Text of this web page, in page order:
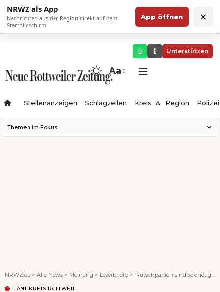
NRWZ als App
Nachrichten aus der Region direkt auf dem
Startbildschirm.
App öffnen ×
Unterstützen
Aa
Stellenanzeigen Schlagzeilen Kreis & Region Polizei
Themen im Fokus
NRWZ.de > Alle News > Meinung > Leserbriefe > “Rutschpartien sind so onötig wia an Kropf” – Leserbrief zu schlecht geräumten Wegen
LANDKREIS ROTTWEIL